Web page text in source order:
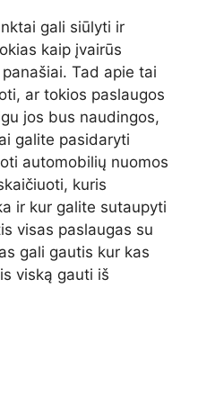
gali siūlyti ir
kaip įvairūs
Tad apie tai
ar tokios paslaugos
jos bus naudingos,
galite pasidaryti
automobilių nuomos
kuris
ir kur galite sutaupyti
visas paslaugas su
gali gautis kur kas
viską gauti iš